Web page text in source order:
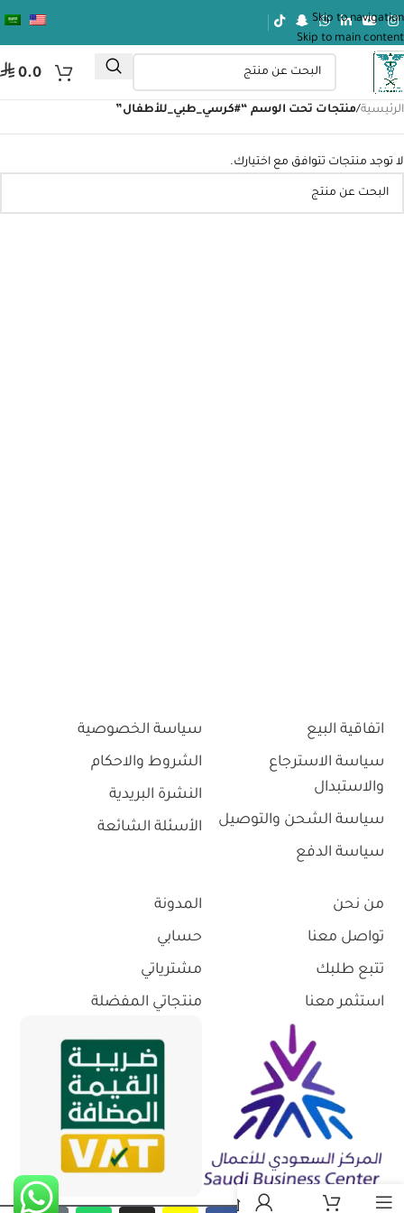
Skip to navigation
Skip to main content
⃁ 0.0
الرئيسية/منتجات تحت الوسم “#كرسي_طبي_للأطفال”
لا توجد منتجات تتوافق مع اختيارك.
اتفاقية البيع
سياسة الاسترجاع
والاستبدال
سياسة الشحن والتوصيل
سياسة الدفع
سياسة الخصوصية
الشروط والاحكام
النشرة البريدية
الأسئلة الشائعة
من نحن
تواصل معنا
تتبع طلبك
استثمر معنا
المدونة
حسابي
مشترياتي
منتجاتي المفضلة